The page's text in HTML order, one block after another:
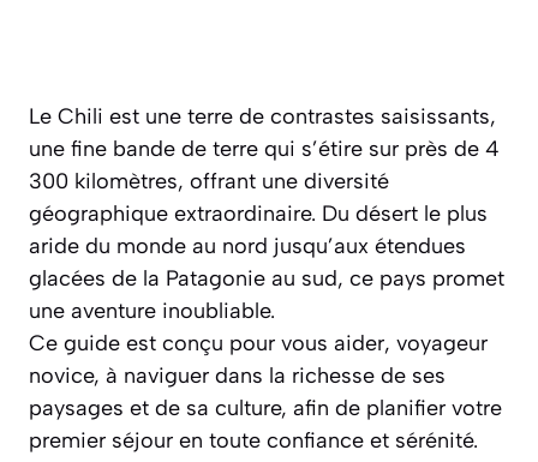
Le Chili est une terre de contrastes saisissants,
une fine bande de terre qui s’étire sur près de 4
300 kilomètres, offrant une diversité
géographique extraordinaire. Du désert le plus
aride du monde au nord jusqu’aux étendues
glacées de la Patagonie au sud, ce pays promet
une aventure inoubliable.
Ce guide est conçu pour vous aider, voyageur
novice, à naviguer dans la richesse de ses
paysages et de sa culture, afin de planifier votre
premier séjour en toute confiance et sérénité.